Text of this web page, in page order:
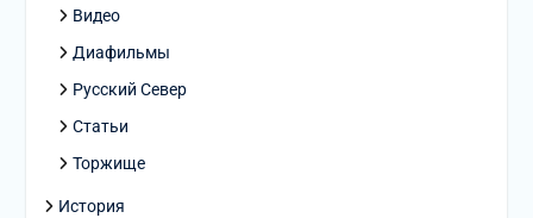
Видео
Диафильмы
Русский Север
Статьи
Торжище
История